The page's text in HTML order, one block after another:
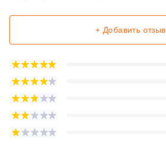
+ Добавить отзыв